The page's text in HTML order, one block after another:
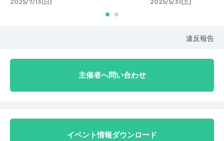
2025/7/13(日) 2025/5/31(土)
違反報告
主催者へ問い合わせ
イベント情報ダウンロード